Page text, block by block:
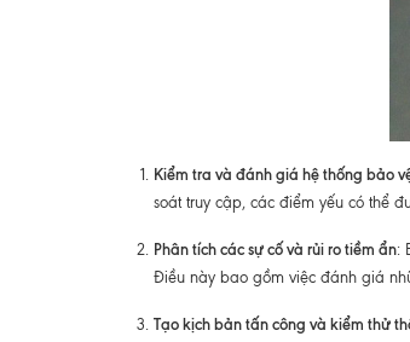
Kiểm tra và đánh giá hệ thống bảo
soát truy cập, các điểm yếu có thể
Phân tích các sự cố và rủi ro tiềm ẩn:
Điều này bao gồm việc đánh giá
Tạo kịch bản tấn công và kiểm thử